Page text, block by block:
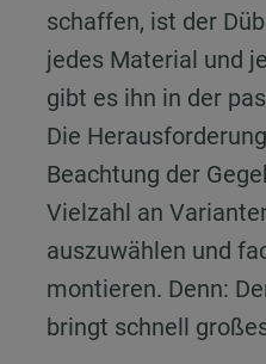
schaffen, ist der
jedes Material und
gibt es ihn in der
Die
Beachtung der
Vielzahl an
auszuwählen und
montieren. Denn:
bringt schnell